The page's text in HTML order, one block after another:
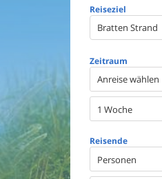
Reiseziel
Zeitraum
Anreise wählen
1 Woche
Reisende
Personen